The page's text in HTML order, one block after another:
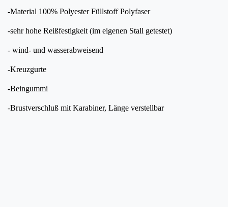
-Material 100% Polyester Füllstoff Polyfaser
-sehr hohe Reißfestigkeit (im eigenen Stall getestet)
- wind- und wasserabweisend
-Kreuzgurte
-Beingummi
-Brustverschluß mit Karabiner, Länge verstellbar